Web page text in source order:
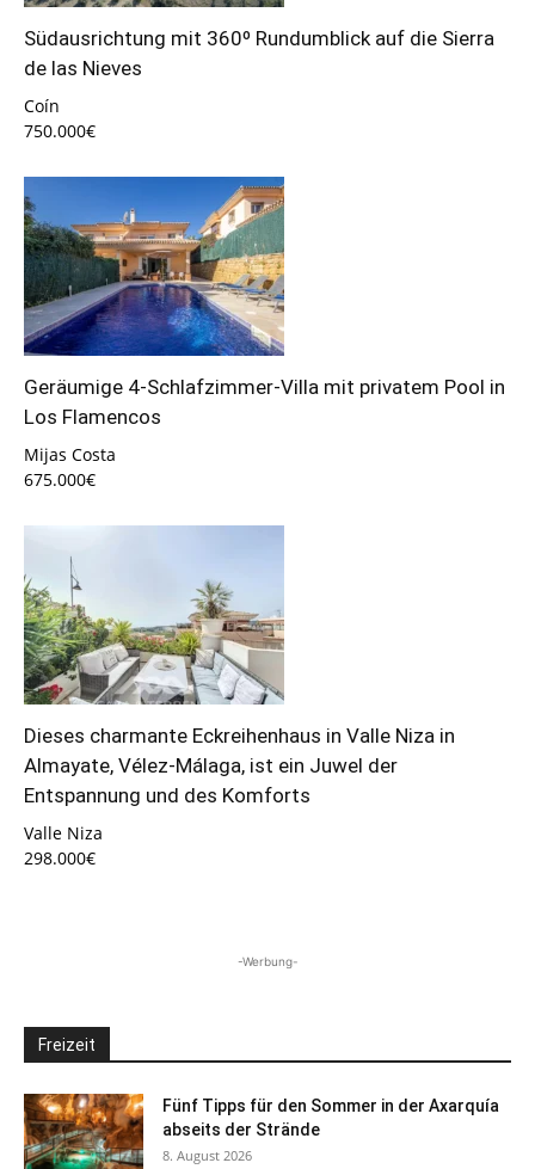
Südausrichtung mit 360º Rundumblick auf die Sierra
de las Nieves
Coín
750.000€
Geräumige 4-Schlafzimmer-Villa mit privatem Pool in
Los Flamencos
Mijas Costa
675.000€
Dieses charmante Eckreihenhaus in Valle Niza in
Almayate, Vélez-Málaga, ist ein Juwel der
Entspannung und des Komforts
Valle Niza
298.000€
-Werbung-
Freizeit
Fünf Tipps für den Sommer in der Axarquía
abseits der Strände
8. August 2026